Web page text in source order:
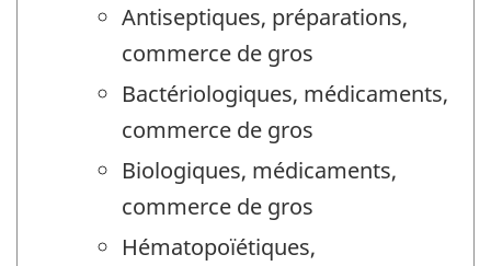
Antiseptiques, préparations,
commerce de gros
Bactériologiques, médicaments,
commerce de gros
Biologiques, médicaments,
commerce de gros
Hématopoïétiques,